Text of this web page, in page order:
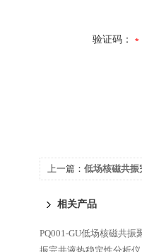
验证码：
上一篇： 低场核磁共振
相关产品
PQ001-GU低场核磁共